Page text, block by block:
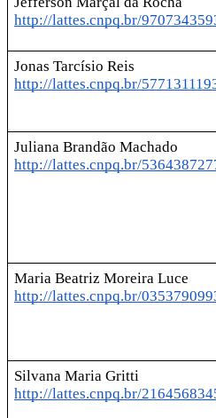
http://lattes.cnpq.br/
Jonas Tarcísio Reis
http://lattes.cnpq.br/
http://lattes.cnpq.br/
http://lattes.cnpq.br/
Silvana Maria Gritti
http://lattes.cnpq.br/